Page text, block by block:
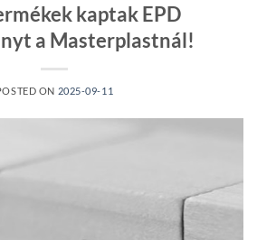
kaptak EPD
a Masterplastnál!
ON 2025-09-11